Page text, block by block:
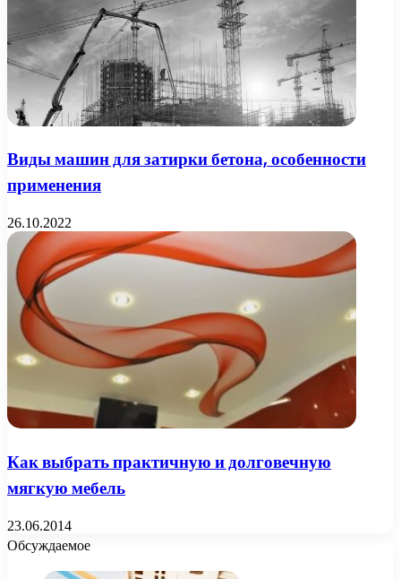
Виды машин для затирки бетона, особенности
применения
26.10.2022
Как выбрать практичную и долговечную
мягкую мебель
23.06.2014
Обсуждаемое